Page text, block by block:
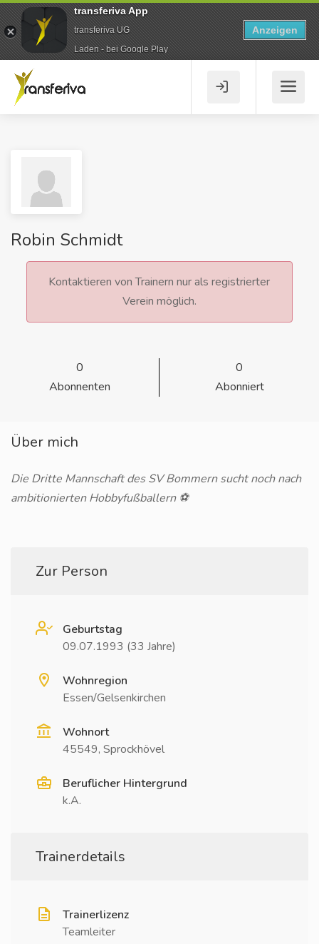
Robin Schmidt
Kontaktieren von Trainern nur als registrierter
Verein möglich.
0
Abonnenten
0
Abonniert
Über mich
Die Dritte Mannschaft des SV Bommern sucht noch nach
ambitionierten Hobbyfußballern ⚽️
Zur Person
Geburtstag
09.07.1993 (33 Jahre)
Wohnregion
Essen/Gelsenkirchen
Wohnort
45549, Sprockhövel
Beruflicher Hintergrund
k.A.
Trainerdetails
Trainerlizenz
Teamleiter
transferiva App
transferiva UG
Laden - bei Google Play
Anzeigen